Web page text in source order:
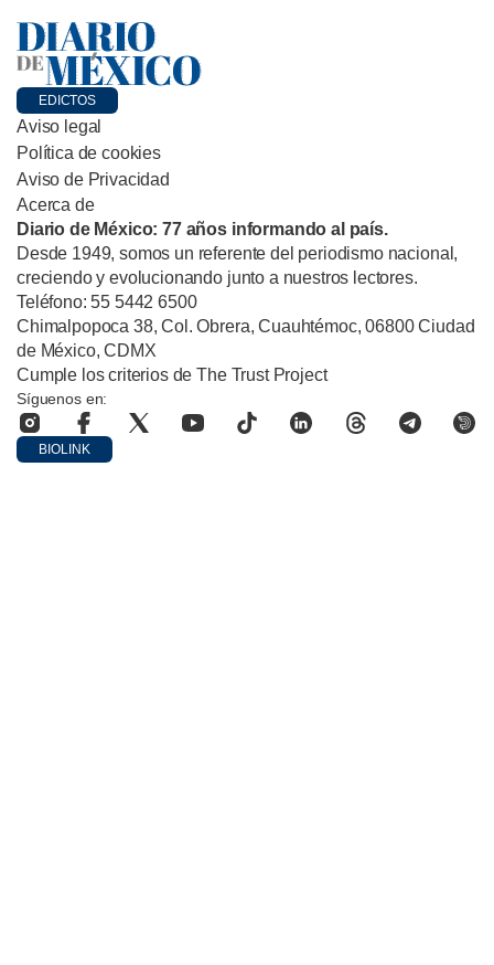
EDICTOS
Aviso legal
Política de cookies
Aviso de Privacidad
Acerca de
Diario de México: 77 años informando al país.
Desde 1949, somos un referente del periodismo nacional,
creciendo y evolucionando junto a nuestros lectores.
Teléfono: 55 5442 6500
Chimalpopoca 38, Col. Obrera, Cuauhtémoc, 06800 Ciudad
de México, CDMX
Cumple los criterios de The Trust Project
Síguenos en:
BIOLINK